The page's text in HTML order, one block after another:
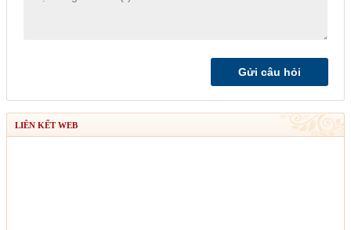
LIÊN KẾT WEB